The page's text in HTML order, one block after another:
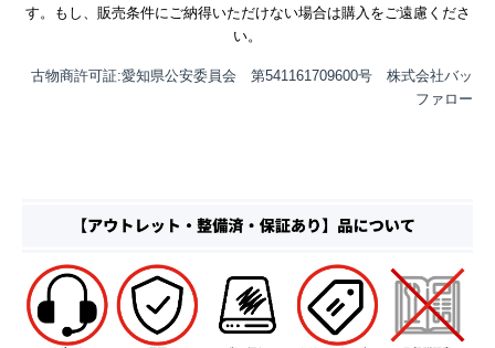
す。もし、販売条件にご納得いただけない場合は購入をご遠慮くださ
い。
古物商許可証:愛知県公安委員会 第541161709600号 株式会社バッ
ファロー